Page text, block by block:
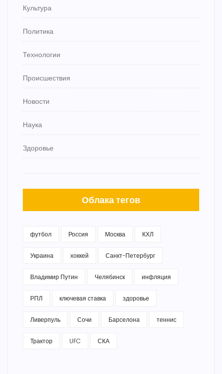
Культура
Политика
Технологии
Происшествия
Новости
Наука
Здоровье
Облака тегов
футбол Россия Москва КХЛ
Украина хоккей Санкт-Петербург
Владимир Путин Челябинск инфляция
РПЛ ключевая ставка здоровье
Ливерпуль Сочи Барселона теннис
Трактор UFC СКА